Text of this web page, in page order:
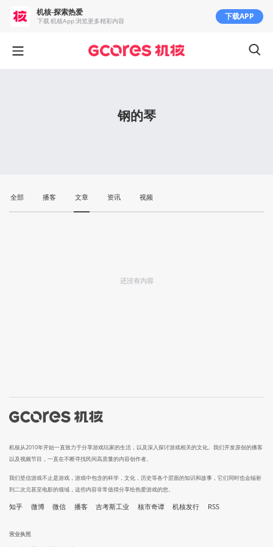
钢的琴
全部 播客 文章 资讯 视频
还没有内容
机核从2010年开始一直致力于分享游戏玩家的生活，以及深入探讨游戏相关的文化。我们开发原创的播客
以及视频节目，一直在不断寻找民间高质量的内容创作者。
我们坚信游戏不止是游戏，游戏中包含的科学，文化，历史等各个层面的知识和故事，它们同时也会辐射
到二次元甚至电影的领域，这些内容非常值得分享给热爱游戏的您。
知乎 微博 微信 播客 吉考斯工业 核市奇谭 机核发行 RSS
营业执照
机核-探索热爱
下载 机核App 浏览更多精彩内容 下载APP